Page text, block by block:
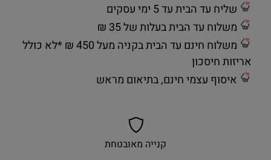
שליח עד הבית עד 5 ימי עסקים
משלוח עד הבית בעלות של 35 ₪
משלוח חינם עד הבית בקניה מעל 450 ₪ *לא כולל
אריזות חיסכון
איסוף עצמי חינם, בתיאום מראש
קנייה מאובטחת